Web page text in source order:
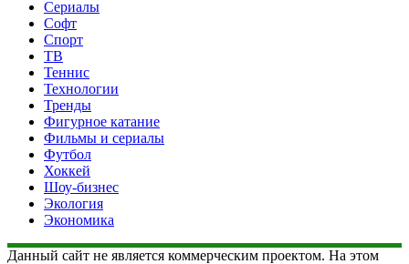
Сериалы
Софт
Спорт
ТВ
Теннис
Технологии
Тренды
Фигурное катание
Фильмы и сериалы
Футбол
Хоккей
Шоу-бизнес
Экология
Экономика
Данный сайт не является коммерческим проектом. На этом